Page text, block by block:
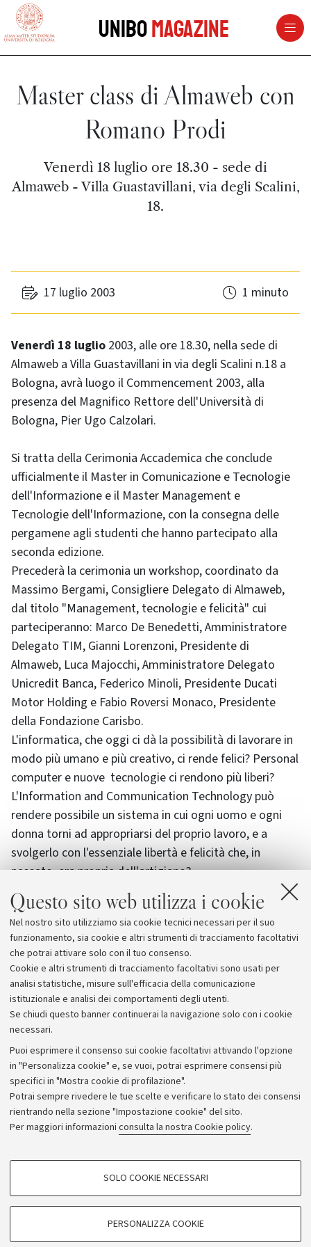
Questo sito web utilizza i cookie
Nel nostro sito utilizziamo sia cookie tecnici necessari per il suo
funzionamento, sia cookie e altri strumenti di tracciamento facoltativi
che potrai attivare solo con il tuo consenso.
Cookie e altri strumenti di tracciamento facoltativi sono usati per
analisi statistiche, misure sull'efficacia della comunicazione
istituzionale e analisi dei comportamenti degli utenti.
Se chiudi questo banner continuerai la navigazione solo con i cookie
necessari.
Puoi esprimere il consenso sui cookie facoltativi attivando l'opzione
in "Personalizza cookie" e, se vuoi, potrai esprimere consensi più
specifici in "Mostra cookie di profilazione".
Potrai sempre rivedere le tue scelte e verificare lo stato dei consensi
rientrando nella sezione "Impostazione cookie" del sito.
Per maggiori informazioni consulta la nostra Cookie policy.
COOKIE DI PROFILAZIONE - FACOLTATIVI
SOLO COOKIE NECESSARI
PERSONALIZZA COOKIE
vai al contenuto della pagina
UniboMagazine
Master class di Almaweb con
Romano Prodi
Venerdì 18 luglio ore 18.30 - sede di
Almaweb - Villa Guastavillani, via degli Scalini,
18.
17 luglio 2003 1 minuto
Venerdì 18 luglio 2003, alle ore 18.30, nella sede di
Almaweb a Villa Guastavillani in via degli Scalini n.18 a
Bologna, avrà luogo il Commencement 2003, alla
presenza del Magnifico Rettore dell'Università di
Bologna, Pier Ugo Calzolari.
Si tratta della Cerimonia Accademica che conclude
ufficialmente il Master in Comunicazione e Tecnologie
dell'Informazione e il Master Management e
Tecnologie dell'Informazione, con la consegna delle
pergamene agli studenti che hanno partecipato alla
seconda edizione.
Precederà la cerimonia un workshop, coordinato da
Massimo Bergami, Consigliere Delegato di Almaweb,
dal titolo "Management, tecnologie e felicità" cui
parteciperanno: Marco De Benedetti, Amministratore
Delegato TIM, Gianni Lorenzoni, Presidente di
Almaweb, Luca Majocchi, Amministratore Delegato
Unicredit Banca, Federico Minoli, Presidente Ducati
Motor Holding e Fabio Roversi Monaco, Presidente
della Fondazione Carisbo.
L'informatica, che oggi ci dà la possibilità di lavorare in
modo più umano e più creativo, ci rende felici? Personal
computer e nuove tecnologie ci rendono più liberi?
L'Information and Communication Technology può
rendere possibile un sistema in cui ogni uomo e ogni
donna torni ad appropriarsi del proprio lavoro, e a
svolgerlo con l'essenziale libertà e felicità che, in
passato, era propria dell'artigiano?
A queste e altre domande le personalità presenti
tenteranno di rispondere nel corso del workshop.
Al termine della cerimonia, le conclusioni saranno
lasciate ad un ospite d'eccezione, Romano Prodi,
Presidente della Commissione Unione Europea.
Archivio
Comunicati stampa
Redazione
Rassegna stampa
© Copyright 2026 - ALMA MATER STUDIORUM - Università di